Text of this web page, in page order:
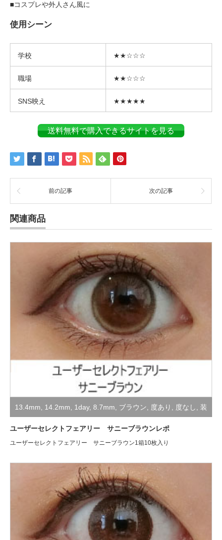
■コスプレや外人さん風に
使用シーン
学校 ★★☆☆☆
職場 ★★☆☆☆
SNS映え ★★★★★
送料無料で購入できるサイトを見る
前の記事 次の記事
関連商品
13.4mm 14.2mm 1day, 8.7mm ブラウン 度あり 度なし 装
着レポ
ユーザーセレクトフェアリー サニーブラウンレポ
ユーザーセレクトフェアリー サニーブラウン1箱10枚入り